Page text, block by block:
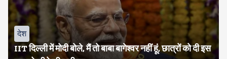
देश
IIT दिल्ली में मोदी बोले, मैं तो बाबा बागेश्वर नहीं हूं, छात्रों को दी इस